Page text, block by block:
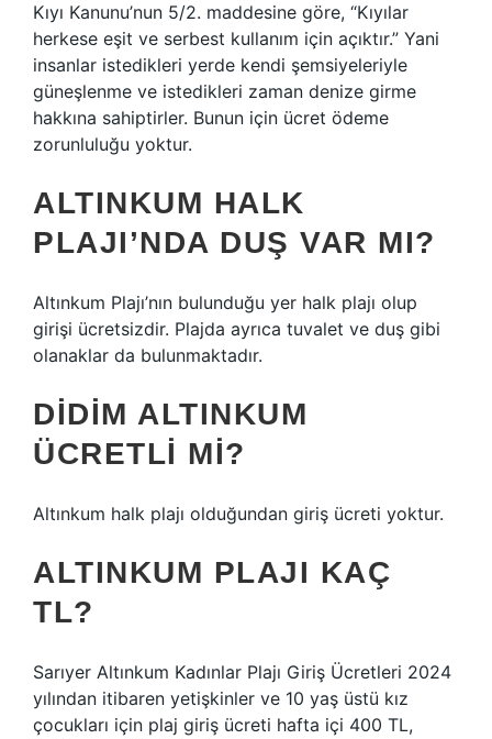
Kıyı Kanunu’nun 5/2. maddesine göre, “Kıyılar
herkese eşit ve serbest kullanım için açıktır.” Yani
insanlar istedikleri yerde kendi şemsiyeleriyle
güneşlenme ve istedikleri zaman denize girme
hakkına sahiptirler. Bunun için ücret ödeme
zorunluluğu yoktur.
ALTINKUM HALK
PLAJI’NDA DUŞ VAR MI?
Altınkum Plajı’nın bulunduğu yer halk plajı olup
girişi ücretsizdir. Plajda ayrıca tuvalet ve duş gibi
olanaklar da bulunmaktadır.
DIDIM ALTINKUM
ÜCRETLI MI?
Altınkum halk plajı olduğundan giriş ücreti yoktur.
ALTINKUM PLAJI KAÇ
TL?
Sarıyer Altınkum Kadınlar Plajı Giriş Ücretleri 2024
yılından itibaren yetişkinler ve 10 yaş üstü kız
çocukları için plaj giriş ücreti hafta içi 400 TL,